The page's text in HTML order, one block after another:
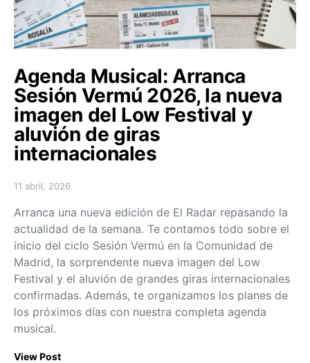
Agenda Musical: Arranca
Sesión Vermú 2026, la nueva
imagen del Low Festival y
aluvión de giras
internacionales
Posted on
11 abril, 2026
Arranca una nueva edición de El Radar repasando la
actualidad de la semana. Te contamos todo sobre el
inicio del ciclo Sesión Vermú en la Comunidad de
Madrid, la sorprendente nueva imagen del Low
Festival y el aluvión de grandes giras internacionales
confirmadas. Además, te organizamos los planes de
los próximos días con nuestra completa agenda
musical.
View Post